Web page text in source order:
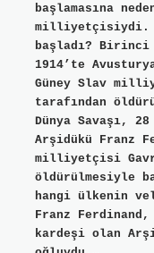
başlamasına
milliyetçisiydi. 1
başladı? Birinci
1914’te
Güney Slav
tarafından
Dünya Savaşı,
Arşidükü Franz
milliyetçisi
öldürülmesiyle
hangi ülkenin
Franz
kardeşi olan